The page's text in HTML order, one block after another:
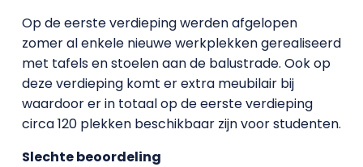
Op de eerste verdieping werden afgelopen
zomer al enkele nieuwe werkplekken gerealiseerd
met tafels en stoelen aan de balustrade. Ook op
deze verdieping komt er extra meubilair bij
waardoor er in totaal op de eerste verdieping
circa 120 plekken beschikbaar zijn voor studenten.
Slechte beoordeling